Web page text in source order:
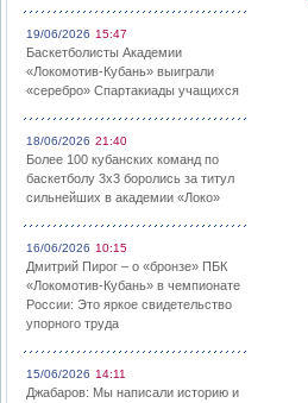
19/06/2026 15:47
Баскетболисты Академии
«Локомотив-Кубань» выиграли
«серебро» Спартакиады учащихся
18/06/2026 21:40
Более 100 кубанских команд по
баскетболу 3х3 боролись за титул
сильнейших в академии «Локо»
16/06/2026 10:15
Дмитрий Пирог – о «бронзе» ПБК
«Локомотив-Кубань» в чемпионате
России: Это яркое свидетельство
упорного труда
15/06/2026 14:11
Джабаров: Мы написали историю и